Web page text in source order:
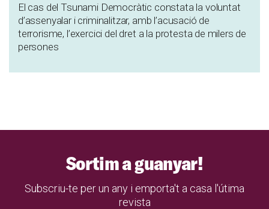
El cas del Tsunami Democràtic constata la voluntat
d’assenyalar i criminalitzar, amb l’acusació de
terrorisme, l’exercici del dret a la protesta de milers de
persones
Sortim a guanyar!
Subscriu-te per un any i emporta't a casa l'útima
revista